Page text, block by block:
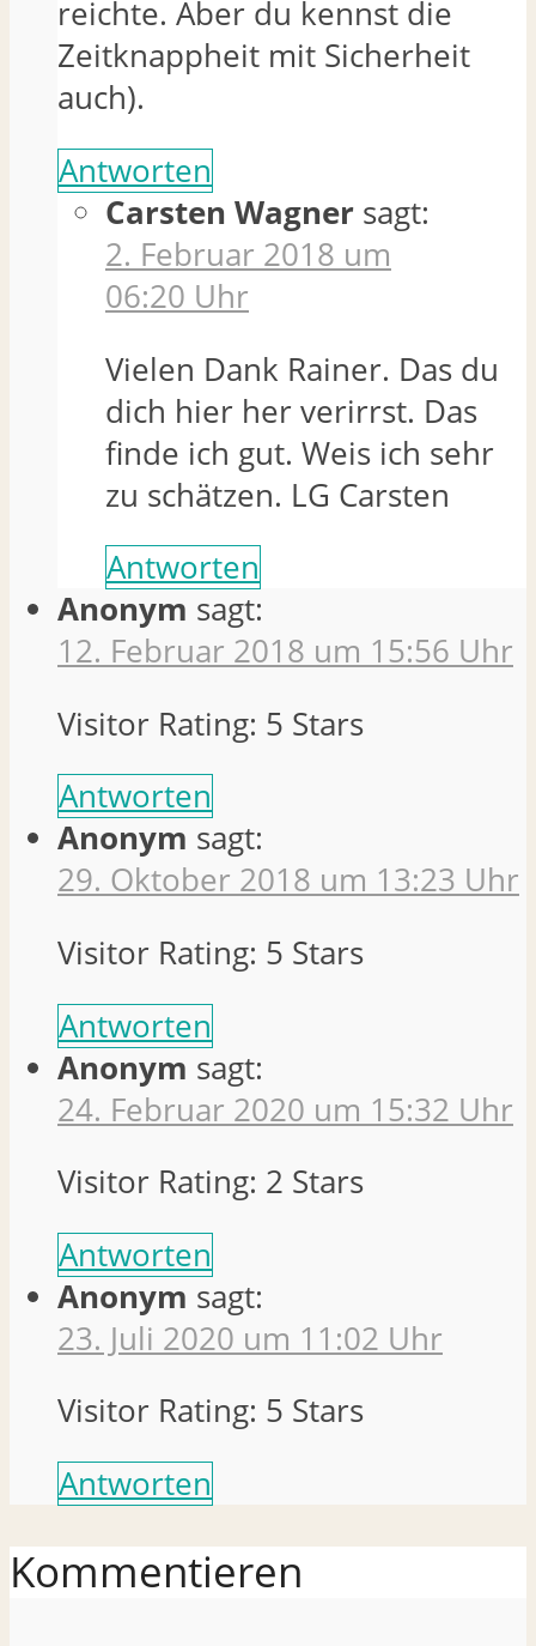
reichte. Aber du kennst die
Zeitknappheit mit Sicherheit
auch).
Antworten
Carsten Wagner sagt:
2. Februar 2018 um
06:20 Uhr
Vielen Dank Rainer. Das du
dich hier her verirrst. Das
finde ich gut. Weis ich sehr
zu schätzen. LG Carsten
Antworten
Anonym sagt:
12. Februar 2018 um 15:56 Uhr
Visitor Rating: 5 Stars
Antworten
Anonym sagt:
29. Oktober 2018 um 13:23 Uhr
Visitor Rating: 5 Stars
Antworten
Anonym sagt:
24. Februar 2020 um 15:32 Uhr
Visitor Rating: 2 Stars
Antworten
Anonym sagt:
23. Juli 2020 um 11:02 Uhr
Visitor Rating: 5 Stars
Antworten
Kommentieren